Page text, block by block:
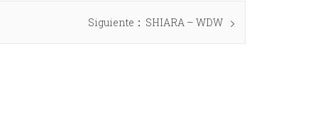
Siguiente SHIARA – WDW